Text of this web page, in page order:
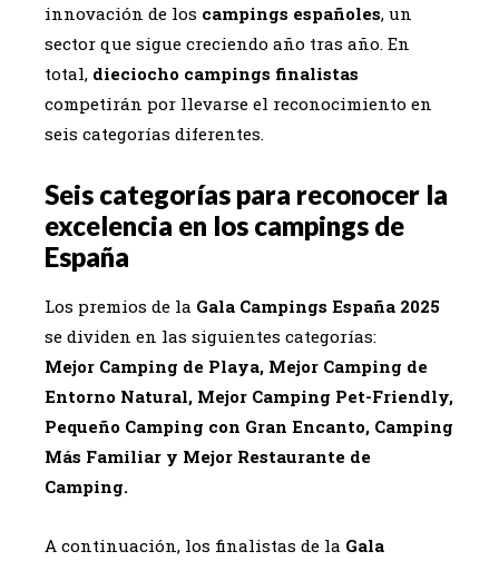
innovación de los campings españoles, un
sector que sigue creciendo año tras año. En
total, dieciocho campings finalistas
competirán por llevarse el reconocimiento en
seis categorías diferentes.
Seis categorías para reconocer la
excelencia en los campings de
España
Los premios de la Gala Campings España 2025
se dividen en las siguientes categorías:
Mejor Camping de Playa, Mejor Camping de
Entorno Natural, Mejor Camping Pet-Friendly,
Pequeño Camping con Gran Encanto, Camping
Más Familiar y Mejor Restaurante de
Camping.
A continuación, los finalistas de la Gala